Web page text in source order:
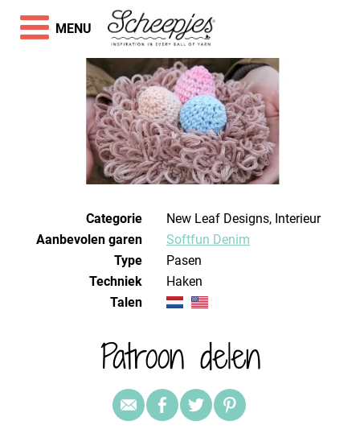
Categorie
New Leaf Designs, Interieur
Aanbevolen garen
Softfun Denim
Type
Pasen
Techniek
haken
Talen
Patroon delen
MENU